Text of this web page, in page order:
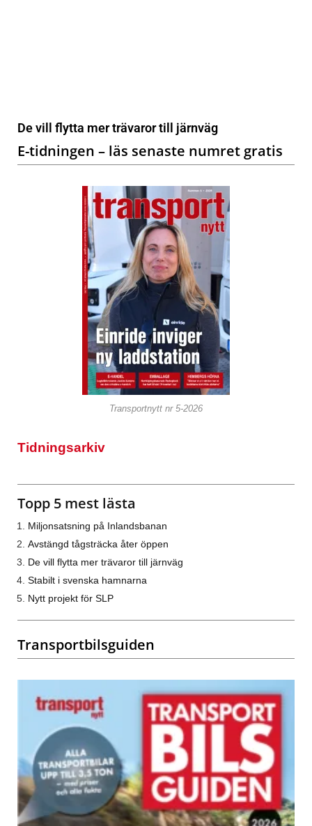
De vill flytta mer trävaror till järnväg
E-tidningen – läs senaste numret gratis
Transportnytt nr 5-2026
Tidningsarkiv
Topp 5 mest lästa
Miljonsatsning på Inlandsbanan
Avstängd tågsträcka åter öppen
De vill flytta mer trävaror till järnväg
Stabilt i svenska hamnarna
Nytt projekt för SLP
Transportbilsguiden